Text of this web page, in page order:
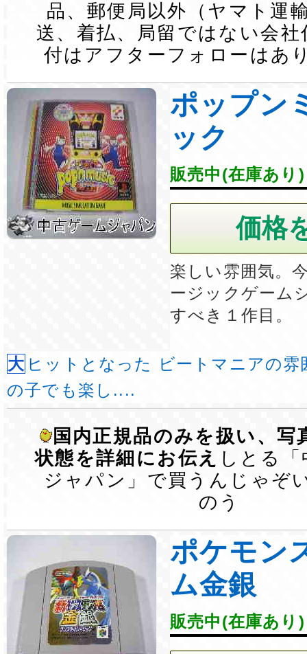
品、郵便局以外（ヤマト運
送、着払、局留ではない会社
付はアフターフォローはあ
ポップン
ック
販売中(在庫あり)
楽しい雰囲気。
ージックゲーム
すべき１作目。
大ヒットとなった ビートマニアの雰囲気を変え、 女
の子でも楽し....
国内正規品のみを扱い、写
状態を詳細にお伝え しとる
ジャパン」で買うんじゃぞ
のう
ポケモン
ム金銀
販売中(在庫あり)